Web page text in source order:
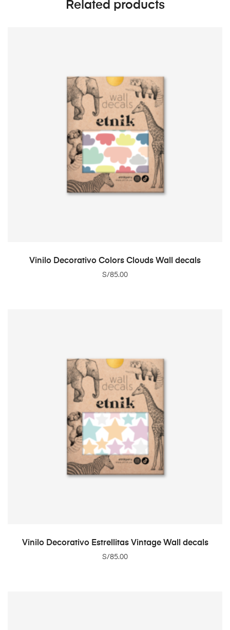
Related products
ADD TO CART
Vinilo Decorativo Colors Clouds Wall decals
S/85.00
ADD TO CART
Vinilo Decorativo Estrellitas Vintage Wall decals
S/85.00